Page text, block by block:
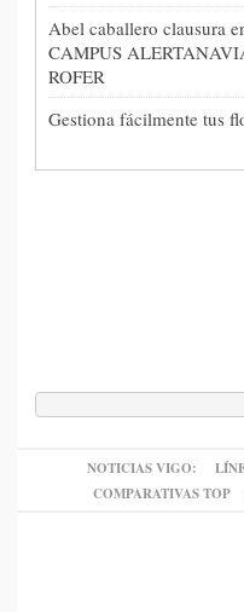
Abel caballero clausura
CAMPUS
ROFER
Gestiona fácilmente tus
NOTICIAS VIGO:
COMPARATIVAS TOP